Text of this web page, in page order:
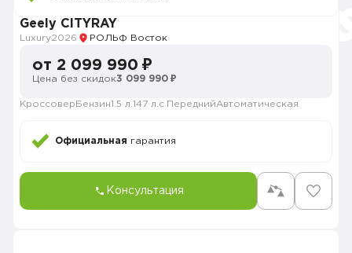
Geely CITYRAY
Luxury2026 РОЛЬФ Восток
от 2 099 990 ₽
Цена без скидок3 099 990 ₽
Кроссовер Бензин1.5 л. 147 л.с. ПереднийАвтоматическая
Официальная гарантия
Консультация